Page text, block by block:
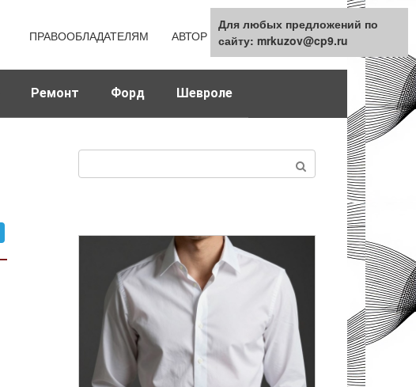
ПРАВООБЛАДАТЕЛЯМ АВТОР КАРТА САЙТА
Ремонт Форд Шевроле
Для любых предложений по
сайту: mrkuzov@cp9.ru
Для любых предложений по
сайту: mrkuzov@cp9.ru